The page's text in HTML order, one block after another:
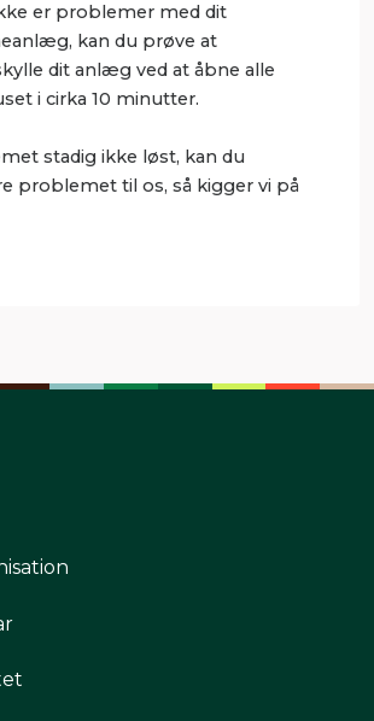
er problemer med dit
kan du prøve at
dit anlæg ved at åbne alle
i cirka 10 minutter.
stadig ikke løst, kan du
problemet til os, så kigger vi på